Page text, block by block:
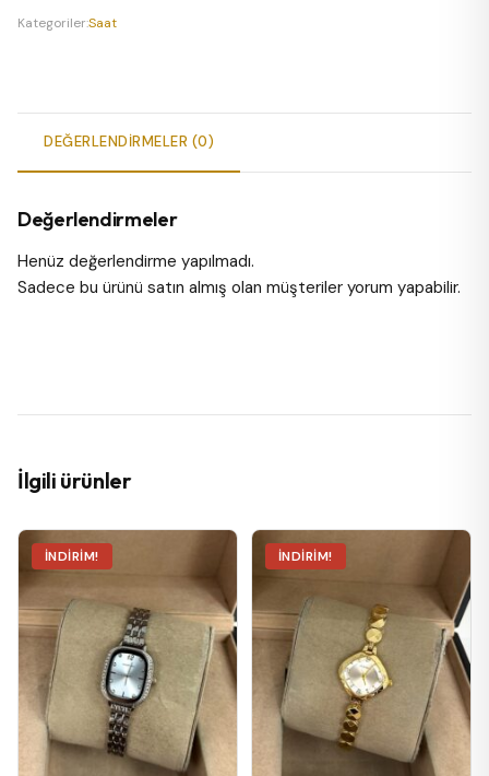
₺199,00.
Kategoriler:Saat
DEĞERLENDIRMELER (0)
Değerlendirmeler
Henüz değerlendirme yapılmadı.
Sadece bu ürünü satın almış olan müşteriler yorum yapabilir.
İlgili ürünler
İNDIRIM! İNDIRIM!